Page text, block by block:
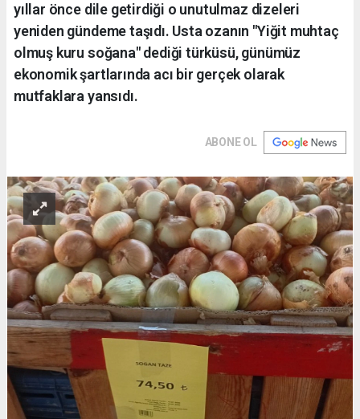
yıllar önce dile getirdiği o unutulmaz dizeleri
yeniden gündeme taşıdı. Usta ozanın "Yiğit muhtaç
olmuş kuru soğana" dediği türküsü, günümüz
ekonomik şartlarında acı bir gerçek olarak
mutfaklara yansıdı.
ABONE OL